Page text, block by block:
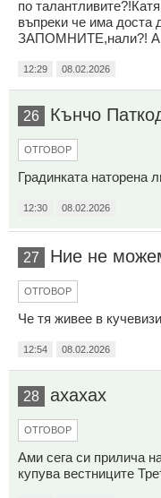
по
въпреки че има доста
ЗАПОМНИТЕ,нали?! А
12:29 08.02.2026
26 Кънчо
ОТГОВОР
Градинката наторена
12:30 08.02.2026
27 Ние не
ОТГОВОР
Че тя живее в
12:54 08.02.2026
28 ахахах
ОТГОВОР
Ами сега си прилича
купува вестниците